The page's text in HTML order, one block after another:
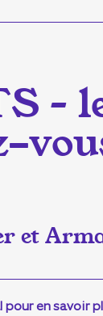
–
et
pour en savoir